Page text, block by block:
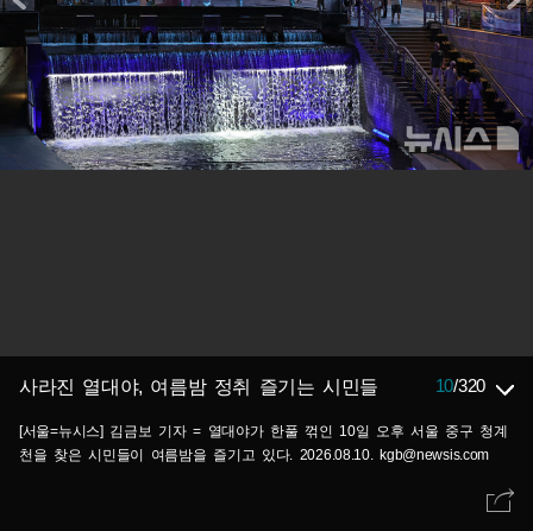
사라진 열대야, 여름밤 정취 즐기는 시민들 10/320
[서울=뉴시스] 김금보 기자 = 열대야가 한풀 꺾인 10일 오후 서울 중구 청계
천을 찾은 시민들이 여름밤을 즐기고 있다. 2026.08.10. kgb@newsis.com